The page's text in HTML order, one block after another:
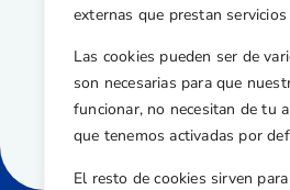
externas que prestan
Las cookies pueden ser de
son necesarias para que
funcionar, no necesitan de tu
que tenemos activadas por
El resto de cookies sirven